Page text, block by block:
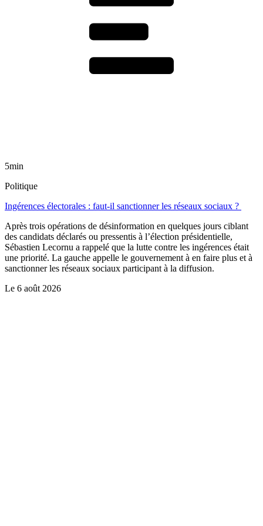
5min
Politique
Ingérences électorales : faut-il sanctionner les réseaux sociaux ?
Après trois opérations de désinformation en quelques jours ciblant
des candidats déclarés ou pressentis à l’élection présidentielle,
Sébastien Lecornu a rappelé que la lutte contre les ingérences était
une priorité. La gauche appelle le gouvernement à en faire plus et à
sanctionner les réseaux sociaux participant à la diffusion.
Le 6 août 2026